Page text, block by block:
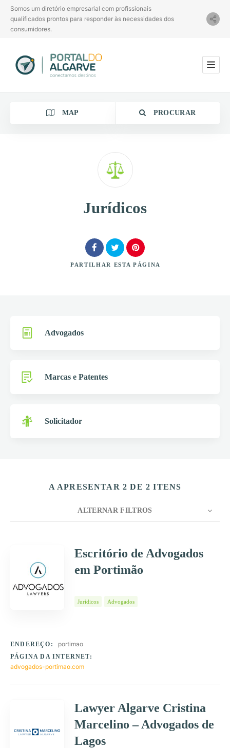
Somos um diretório empresarial com profissionais
qualificados prontos para responder às necessidades dos
consumidores.
MAP PROCURAR
Jurídicos
PARTILHAR ESTA PÁGINA
Advogados
Marcas e Patentes
Solicitador
A APRESENTAR 2 DE 2 ITENS
ALTERNAR FILTROS
ORDEM
Escritório de Advogados
em Portimão
Jurídicos Advogados
ENDEREÇO: portimao
PÁGINA DA INTERNET:
advogados-portimao.com
Lawyer Algarve Cristina
Marcelino – Advogados de
Lagos